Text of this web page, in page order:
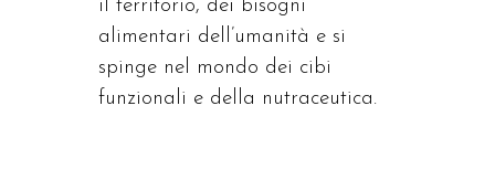
il territorio, dei bisogni
alimentari dell’umanità e si
spinge nel mondo dei cibi
funzionali e della nutraceutica.